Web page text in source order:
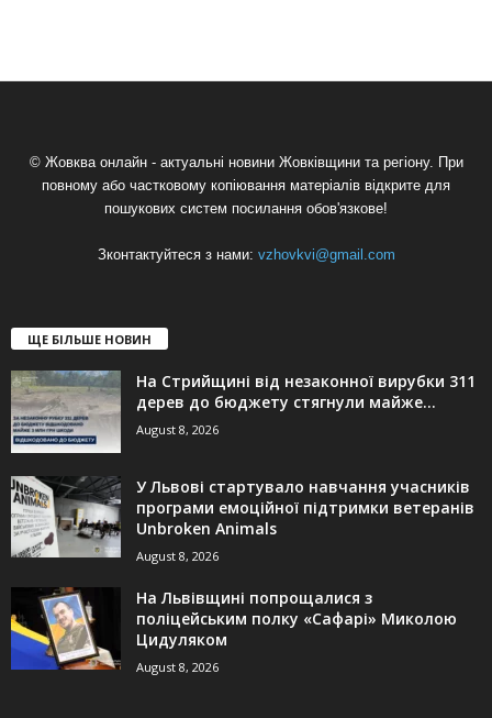
© Жовква онлайн - актуальні новини Жовківщини та регіону. При
повному або частковому копіювання матеріалів відкрите для
пошукових систем посилання обов'язкове!
Зконтактуйтеся з нами: vzhovkvi@gmail.com
ЩЕ БІЛЬШЕ НОВИН
На Стрийщині від незаконної вирубки 311
дерев до бюджету стягнули майже...
August 8, 2026
У Львові стартувало навчання учасників
програми емоційної підтримки ветеранів
Unbroken Animals
August 8, 2026
На Львівщині попрощалися з
поліцейським полку «Сафарі» Миколою
Цидуляком
August 8, 2026